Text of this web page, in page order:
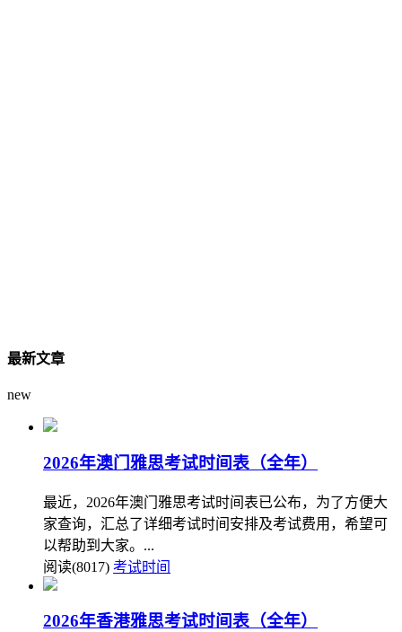
最新文章
new
2026年澳门雅思考试时间表（全年）
最近，2026年澳门雅思考试时间表已公布，为了方便大
家查询，汇总了详细考试时间安排及考试费用，希望可
以帮助到大家。...
阅读(8017) 考试时间
2026年香港雅思考试时间表（全年）